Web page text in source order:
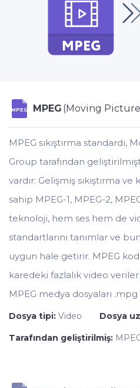
MPEG MPEG (Moving
MPEG sıkıştırma standardı,
Group tarafından
vardır: Gelişmiş sıkıştırma
sahip MPEG-1, MPEG-2,
teknoloji, hem ses hem de
standartlarını tanımlar ve
uygun hale getirir. MPEG
karedeki fazlalık video
MPEG medya dosyaları .mpg
Dosya tipi: Video Dosya
Tarafından geliştirilmiş: